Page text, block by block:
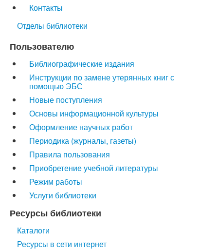
Контакты
Отделы библиотеки
Пользователю
Библиографические издания
Инструкции по замене утерянных книг с
помощью ЭБС
Новые поступления
Основы информационной культуры
Оформление научных работ
Периодика (журналы, газеты)
Правила пользования
Приобретение учебной литературы
Режим работы
Услуги библиотеки
Ресурсы библиотеки
Каталоги
Ресурсы в сети интернет